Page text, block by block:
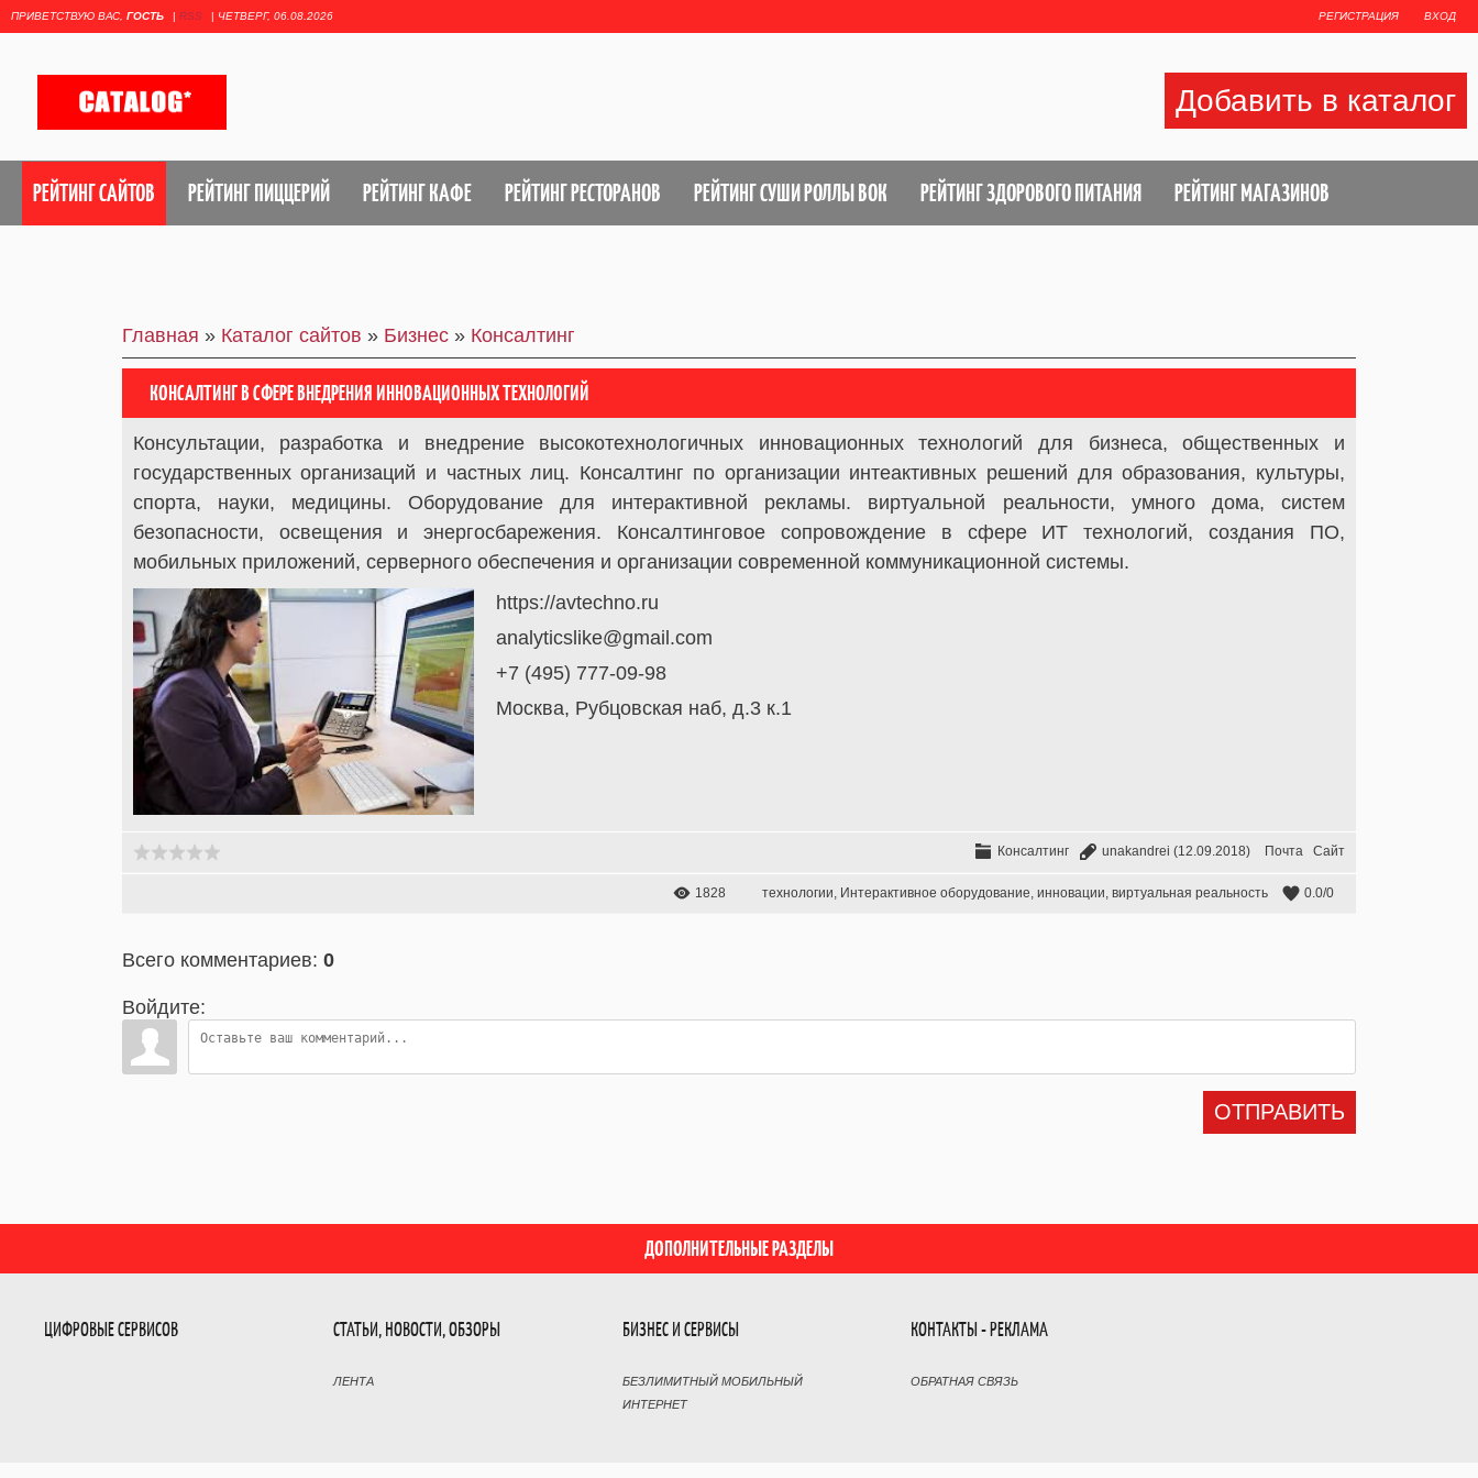
ПРИВЕТСТВУЮ ВАС ГОСТЬ | RSS | ЧЕТВЕРГ, 06.08.2026 РЕГИСТРАЦИЯ ВХОД
Добавить в каталог
РЕЙТИНГ САЙТОВ РЕЙТИНГ ПИЦЦЕРИЙ РЕЙТИНГ КАФЕ РЕЙТИНГ РЕСТОРАНОВ РЕЙТИНГ СУШИ РОЛЛЫ ВОК РЕЙТИНГ ЗДОРОВОГО ПИТАНИЯ РЕЙТИНГ МАГАЗИНОВ
Главная » Каталог сайтов » Бизнес» Консалтинг
КОНСАЛТИНГ В СФЕРЕ ВНЕДРЕНИЯ ИННОВАЦИОННЫХ ТЕХНОЛОГИЙ
Консультации, разработка и внедрение высокотехнологичных инновационных технологий для бизнеса, общественных и
государственных организаций и частных лиц. Консалтинг по организации интеактивных решений для образования, культуры,
спорта, науки, медицины. Оборудование для интерактивной рекламы. виртуальной реальности, умного дома, систем
безопасности, освещения и энергосбарежения. Консалтинговое сопровождение в сфере ИТ технологий, создания ПО,
мобильных приложений, серверного обеспечения и организации современной коммуникационной системы.
https://avtechno.ru
analyticslike@gmail.com
+7 (495) 777-09-98
Москва, Рубцовская наб, д.3 к.1
Консалтинг unakandrei (12.09.2018) Почта Сайт
1828 технологии, Интерактивное оборудование, инновации, виртуальная реальность 0.0/0
Всего комментариев: 0
Войдите:
ОТПРАВИТЬ
ДОПОЛНИТЕЛЬНЫЕ РАЗДЕЛЫ
ЦИФРОВЫЕ СЕРВИСОВ СТАТЬИ, НОВОСТИ, ОБЗОРЫ
ЛЕНТА
БИЗНЕС И СЕРВИСЫ
БЕЗЛИМИТНЫЙ МОБИЛЬНЫЙ
ИНТЕРНЕТ
КОНТАКТЫ - РЕКЛАМА
ОБРАТНАЯ СВЯЗЬ